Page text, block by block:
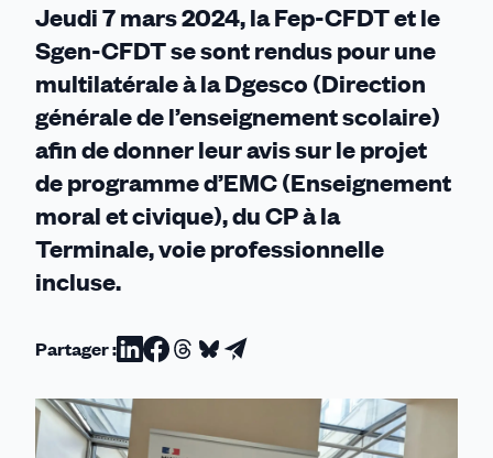
Jeudi 7 mars 2024, la Fep-CFDT et le
Sgen-CFDT se sont rendus pour une
multilatérale à la Dgesco (Direction
générale de l’enseignement scolaire)
afin de donner leur avis sur le projet
de programme d’EMC (Enseignement
moral et civique), du CP à la
Terminale, voie professionnelle
incluse.
Partager :Partager
sur
Linkedin
Partager
sur
Facebook
Partager
sur
Threads
Partager
sur
Bluesky
Partager
par
email